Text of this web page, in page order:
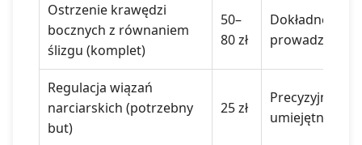
Ostrzenie krawędzi
bocznych z równaniem
ślizgu (komplet)
50–
80 zł
Dokładne
prowadzenia
Regulacja wiązań
narciarskich (potrzebny
but)
25 zł
Precyzyjne
umiejętności